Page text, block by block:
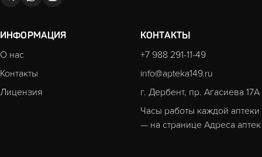
ИНФОРМАЦИЯ
О нас
Контакты
Лицензия
КОНТАКТЫ
+7 988 291-11-49
info@apteka149.ru
г. Дербент, пр. Агасиева 17А
Часы работы каждой аптеки
— на странице Адреса аптек